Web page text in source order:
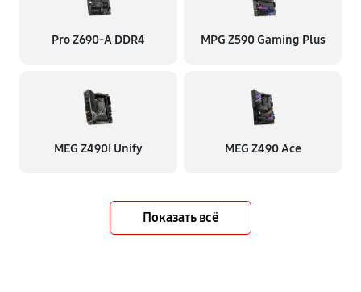
Pro Z690-A DDR4 MPG Z590 Gaming Plus
MEG Z490I Unify MEG Z490 Ace
Показать всё